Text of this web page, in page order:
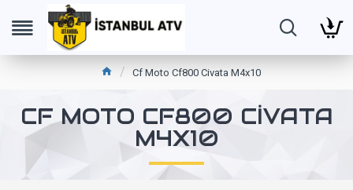
Cf Moto Cf800 Civata M4x10
CF MOTO CF800 CIVATA
M4X10